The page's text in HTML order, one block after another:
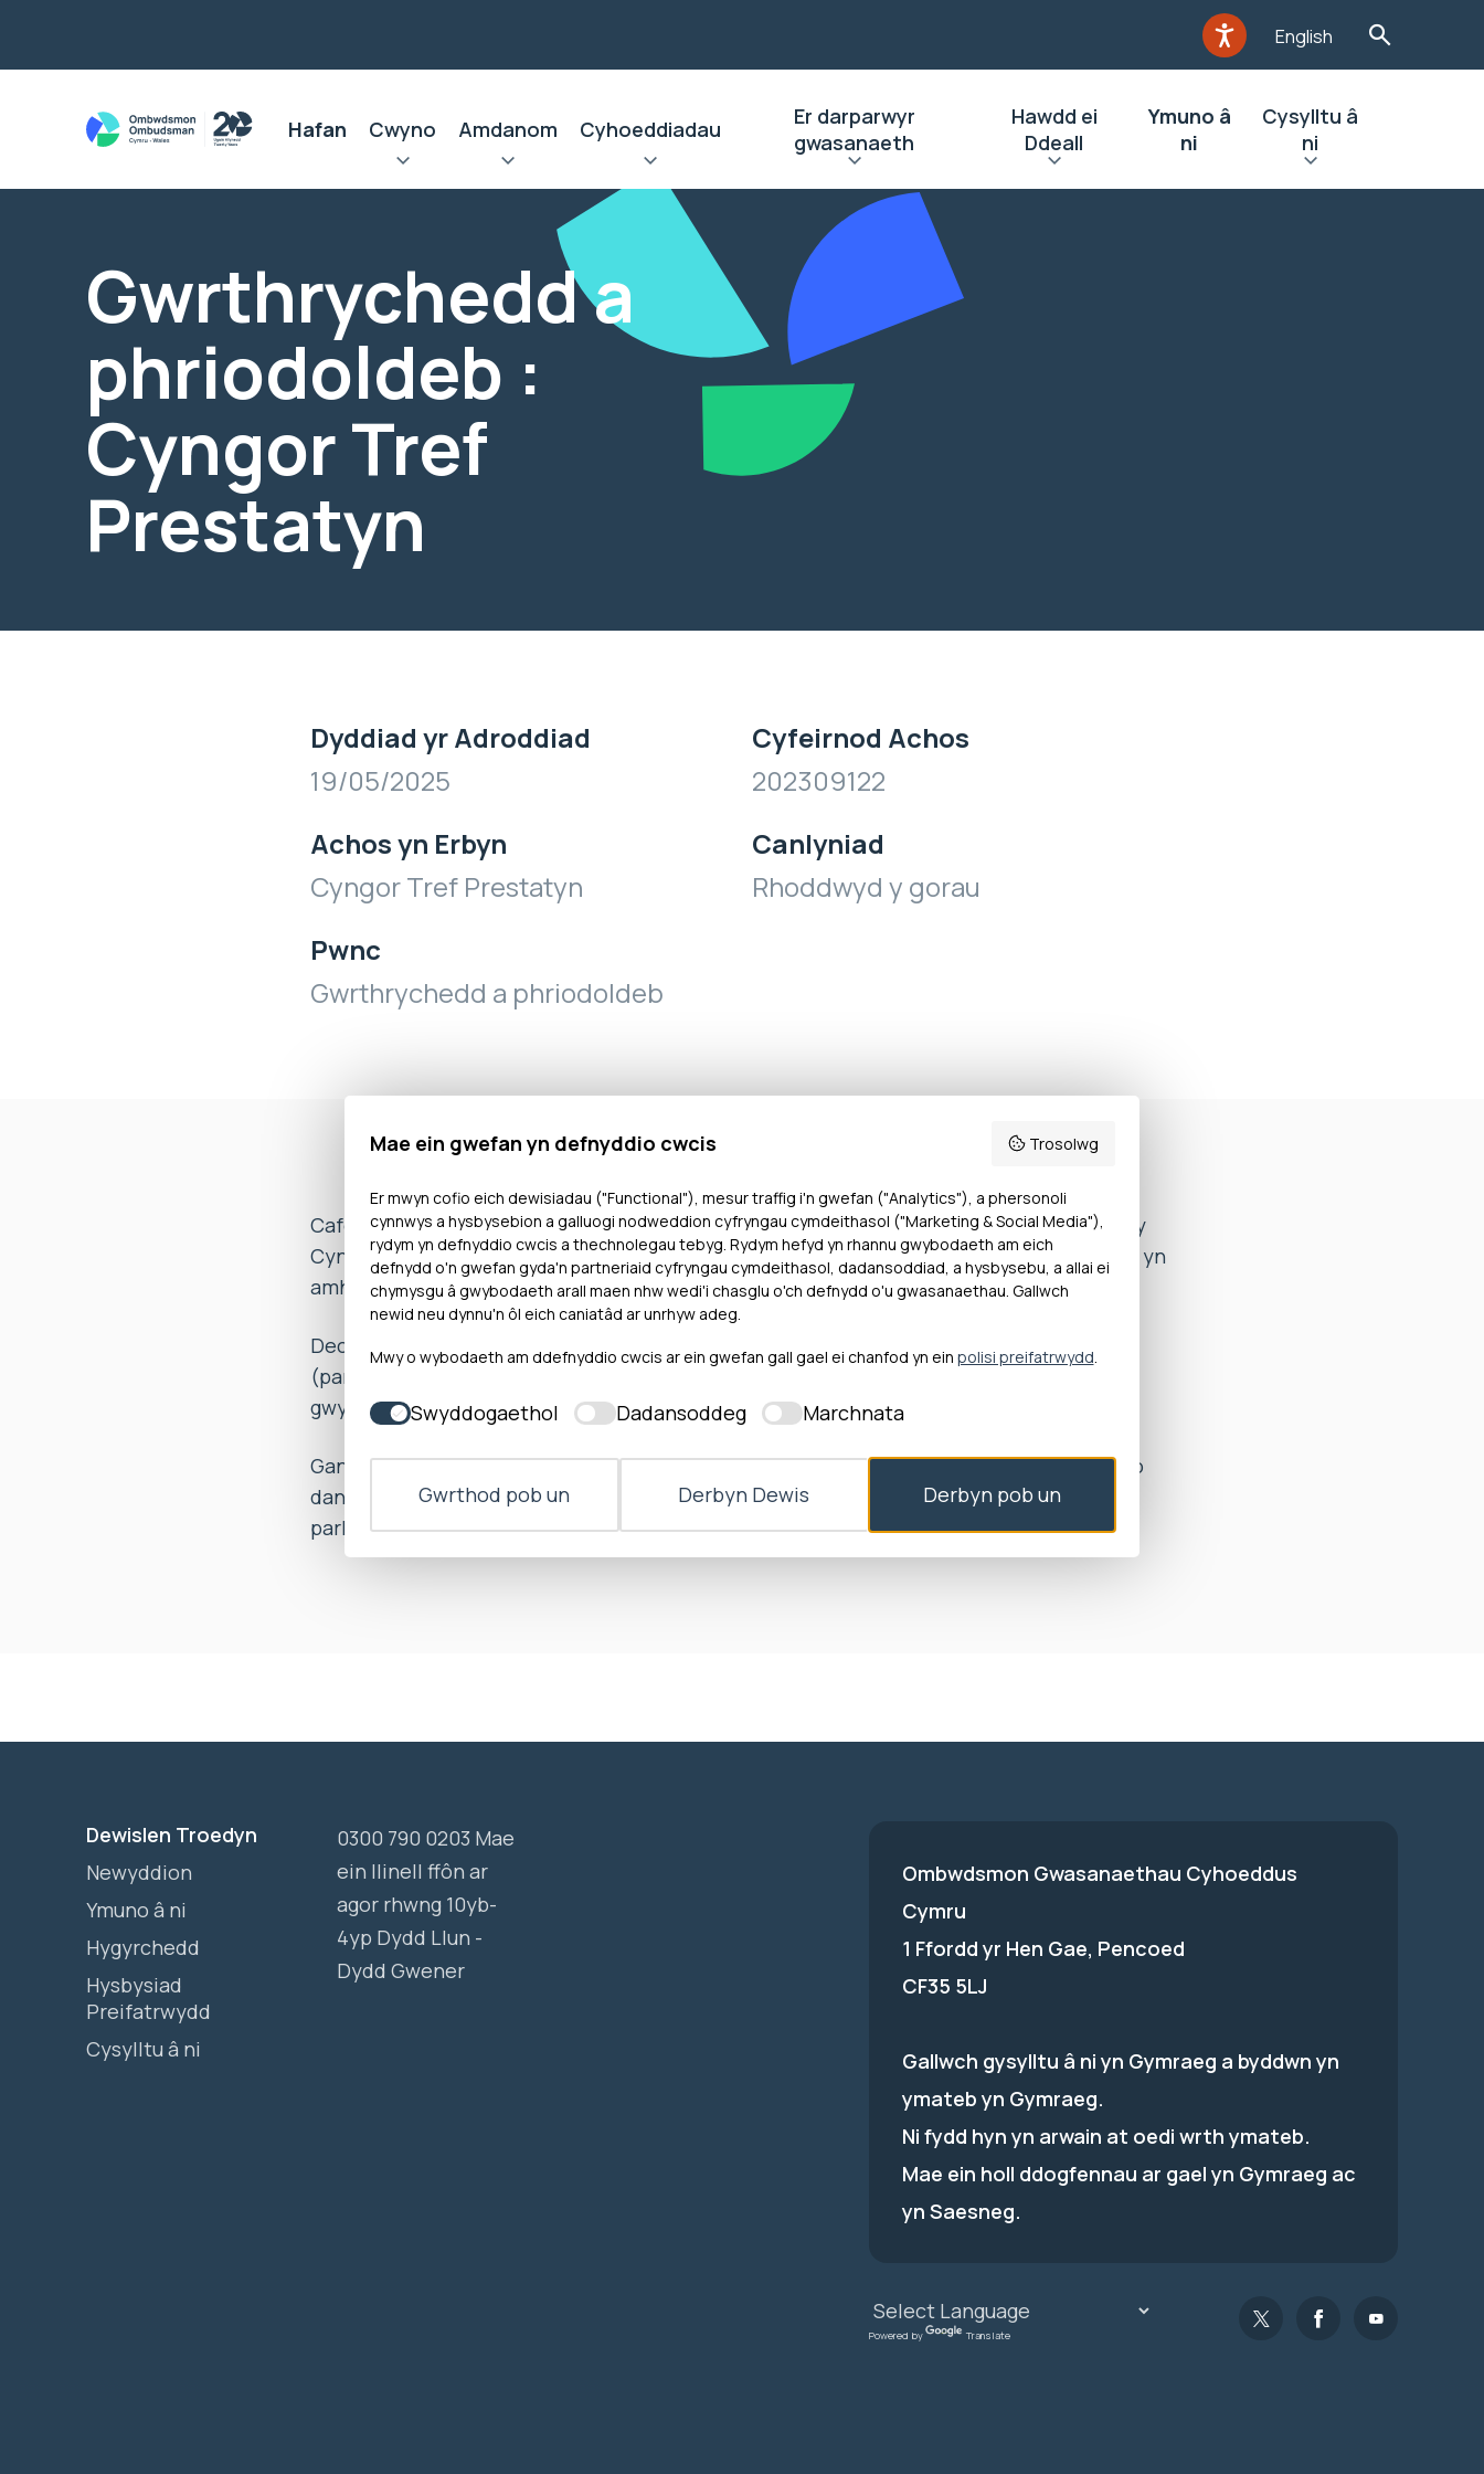
English
Hafan Cwyno Amdanom Cyhoeddiadau
Er darparwyr
gwasanaeth
Hawdd ei
Ddeall
Ymuno â
ni
Cysylltu â
ni
Gwrthrychedd a
phriodoldeb :
Cyngor Tref
Prestatyn
Dyddiad yr Adroddiad
19/05/2025
Achos yn Erbyn
Cyngor Tref Prestatyn
Pwnc
Gwrthrychedd a phriodoldeb
Cyfeirnod Achos
202309122
Canlyniad
Rhoddwyd y gorau
Cafodd yr Ombwdsmon gŵyn bod Cyn-aelod (“y Cyn-aelod”) o Gyngor Tref Prestatyn (“y
Cyngor”) wedi torri amodau’r Cod Ymddygiad. Honnwyd bod y Cyn Aelod wedi ymddwyn yn
amhriodol at yr Achwynydd.
Dechreuodd yr Ombwdsmon ymchwiliad i ystyried paragraffau 4(a) (cyfle cyfartal), 4(b)
(parch ac ystyriaeth), 4(c) (aflonyddu) a 6(1)(a) (anfri) o’r Cod Ymddygiad. Cafwyd
gwybodaeth gan y Cyngor. Darparodd yr Achwynydd dystiolaeth hefyd.
Gan ystyried dymuniadau’r Achwynydd a’r wybodaeth a gafwyd yn ystod yr ymchwiliad, o
dan Adran 70 o Ddeddf Llywodraeth Leol 2000, penderfynodd yr Ombwdsmon na fyddai
parhau â’r ymchwiliad er budd y cyhoedd. Felly, daethpwyd â’r ymchwiliad i ben.
Dewislen Troedyn
Newyddion
Ymuno â ni
Hygyrchedd
Hysbysiad
Preifatrwydd
Cysylltu â ni
0300 790 0203 Mae
ein llinell ffôn ar
agor rhwng 10yb-
4yp Dydd Llun -
Dydd Gwener
Ombwdsmon Gwasanaethau Cyhoeddus
Cymru
1 Ffordd yr Hen Gae, Pencoed
CF35 5LJ
Gallwch gysylltu â ni yn Gymraeg a byddwn yn
ymateb yn Gymraeg.
Ni fydd hyn yn arwain at oedi wrth ymateb.
Mae ein holl ddogfennau ar gael yn Gymraeg ac
yn Saesneg.
Powered by Translate
Mae ein gwefan yn defnyddio cwcis Trosolwg
Er mwyn cofio eich dewisiadau ("Functional"), mesur traffig i'n gwefan ("Analytics"), a phersonoli
cynnwys a hysbysebion a galluogi nodweddion cyfryngau cymdeithasol ("Marketing & Social Media"),
rydym yn defnyddio cwcis a thechnolegau tebyg. Rydym hefyd yn rhannu gwybodaeth am eich
defnydd o'n gwefan gyda'n partneriaid cyfryngau cymdeithasol, dadansoddiad, a hysbysebu, a allai ei
chymysgu â gwybodaeth arall maen nhw wedi'i chasglu o'ch defnydd o'u gwasanaethau. Gallwch
newid neu dynnu'n ôl eich caniatâd ar unrhyw adeg.
Mwy o wybodaeth am ddefnyddio cwcis ar ein gwefan gall gael ei chanfod yn ein polisi preifatrwydd.
Swyddogaethol Dadansoddeg Marchnata
Gwrthod pob un Derbyn Dewis Derbyn pob un